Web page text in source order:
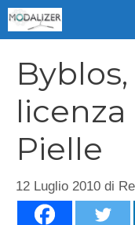
Vai
al
Pielle
12 Luglio 2010 di